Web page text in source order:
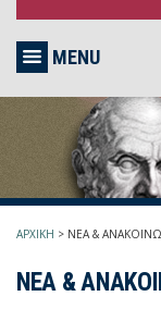
MENU
ΑΡΧΙΚΗ > ΝΕΑ &
ΝΕΑ &